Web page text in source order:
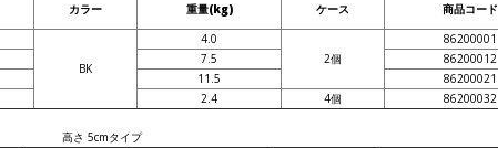
カラー 重量(kg) ケース
商品コード
BK
4.0
2個
86200001
7.5
86200012
11.5
86200021
2.4 4個 86200032
高さ 5cmタイプ